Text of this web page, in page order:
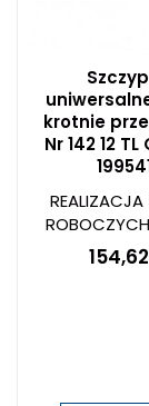
krotnie
Nr 142 12 TL
ROBOCZYCH